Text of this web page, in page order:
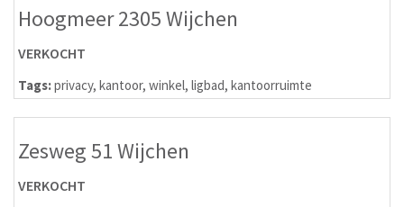
Hoogmeer 2305 Wijchen
VERKOCHT
Tags:privacy, kantoor, winkel, ligbad, kantoorruimte
Zesweg 51 Wijchen
VERKOCHT